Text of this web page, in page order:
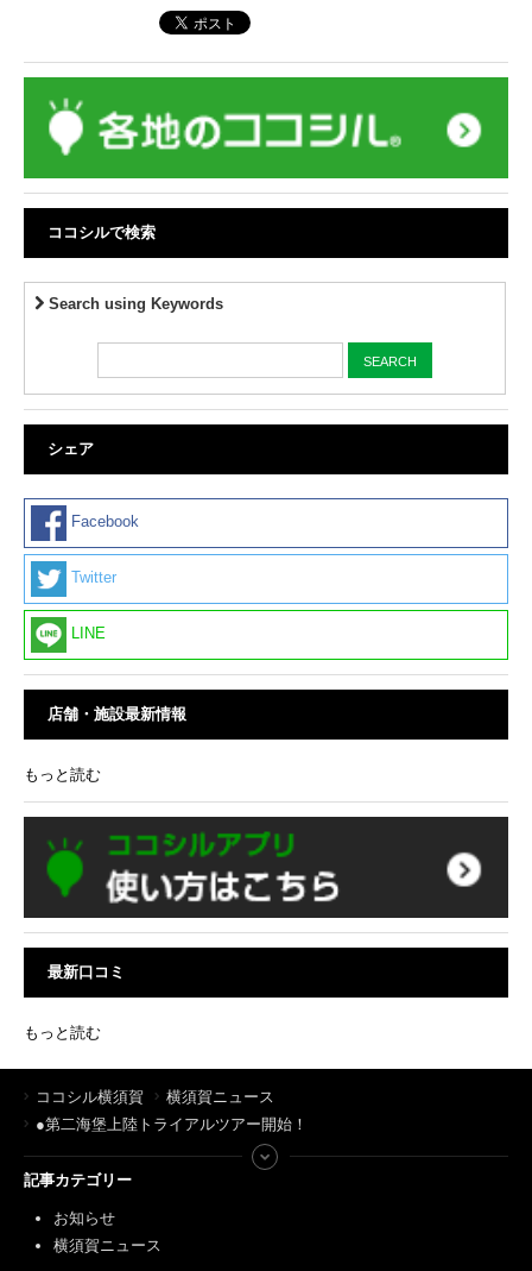
ココシルで検索
Search using Keywords
シェア
Facebook
Twitter
LINE
店舗・施設最新情報
もっと読む
最新口コミ
もっと読む
ココシル横須賀
横須賀ニュース
●第二海堡上陸トライアルツアー開始！
記事カテゴリー
お知らせ
横須賀ニュース